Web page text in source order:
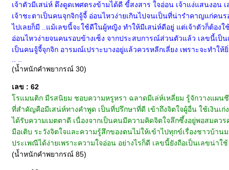
เจ้าตัวมีเสน่ห์ ดึงดูดเพศตรงข้ามได้ดี ขี้สงสาร ใจอ่อน เจ้าแง่แสนงอน
เจ้าชะตาเป็นคนจุกจิกจู้จี้ อ่อนไหวง่ายเกินไปจนเป็นที่น่ารำคาญแก่คน
ไปเลยก็มี ..แม้เลขนี้จะใช้ดีในผู้หญิง ทำให้มีเสน่ห์ดีอยู่ แต่เจ้าตัวก็ต้อ
อ่อนไหวง่ายจนคนรอบข้างเซ็ง จากประสบการณ์ส่วนตัวแล้ว เลขนี้เป็
เป็นคนจู้จี้จุกจิก อารมณ์เปราะบางอยู่แล้วควรหลีกเลี่ยง เพราะจะทำ
(น้ำหนักคำพยากรณ์ 30)
เลข : 62
โรแมนติก มีรสนิยม ชอบความหรูหรา ฉลาดมีเล่ห์เหลี่ยม รู้จักวางแผน
ที่สำคัญคือมีเสน่ห์ทางคำพูด เป็นที่ปรึกษาที่ดี เข้าถึงจิตใจผู้อื่น ใช้เงินเ
ได้รับความเมตตาดี เนื่องจากเป็นคนมีความคิดจิตใจลึกซึ้งอยู่พอสมคว
มือเติบ ระวังจิตใจและความรู้สึกของตนไม่ให้เข้าไปทุกข์เรื่องชาวบ้า
ประเพณีได้ง่ายเพราะความใจอ่อน อย่างไรก็ดี เลขนี้ยังถือเป็นเลขน่า
(น้ำหนักคำพยากรณ์ 85)